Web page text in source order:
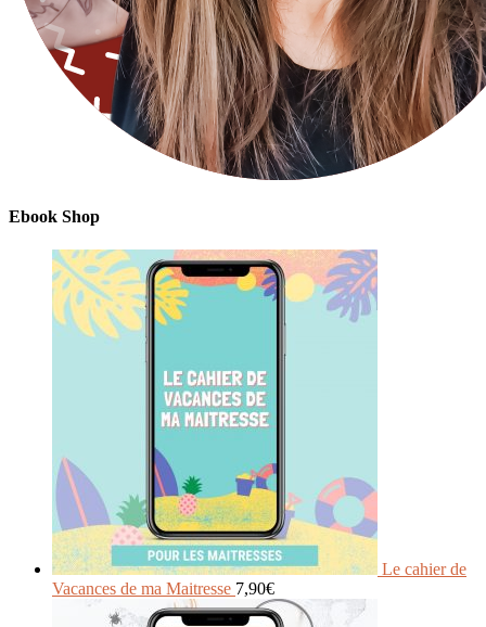
Ebook Shop
Le cahier de
Vacances de ma Maitresse 7,90€